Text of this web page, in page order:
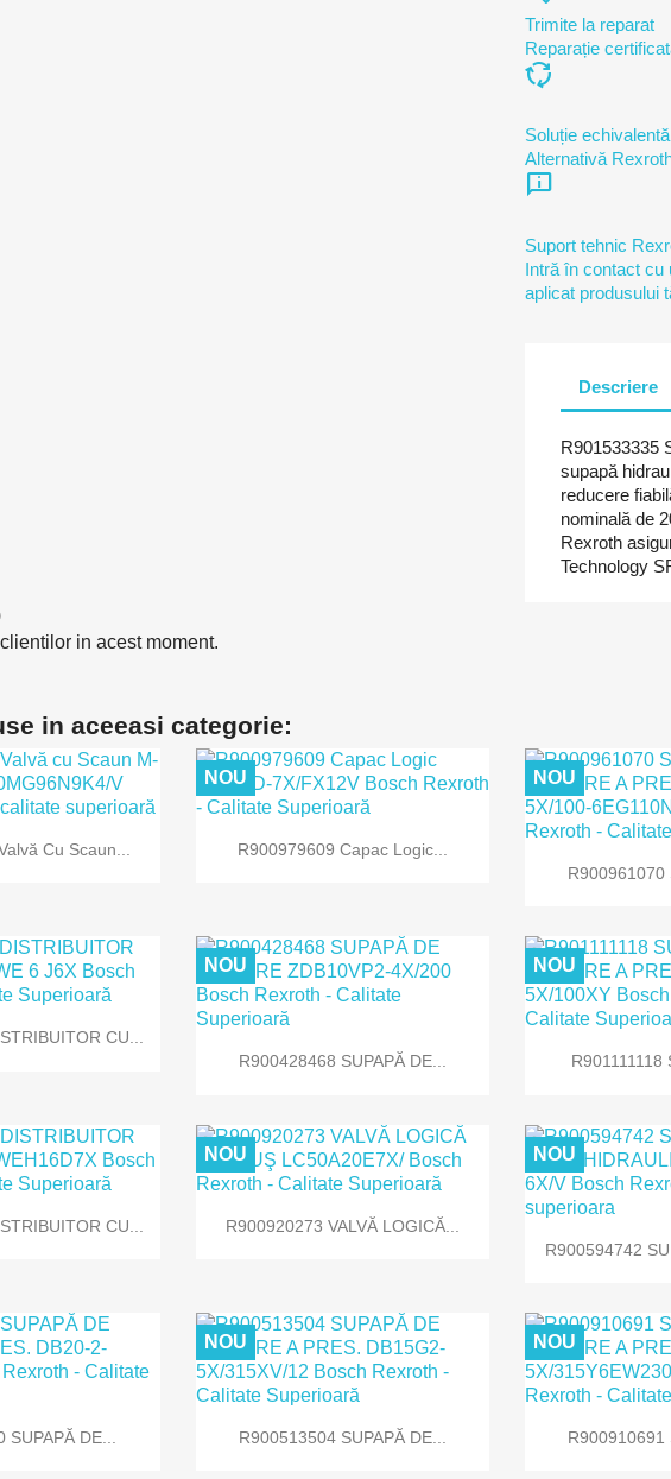
Trimite la reparat
Reparație
cycle
Soluție
Alternativă
chat_info
Suport tehnic
Intră în contact cu
aplicat produsului
Descriere
R901533335
supapă
reducere
nominală de
Rexroth
Technology
in acest moment.
in aceeasi categorie:
rapida
Cu Scaun...  Vizualizare rapida
R900979609 Capac Logic...
NOU

R900961070
NOU
rapidaCU...
 Vizualizare rapida
R900428468 SUPAPĂ DE...
NOU

R901111118
NOU
rapidaCU...  Vizualizare rapida
R900920273 VALVĂ LOGICĂ...
NOU

R900594742
NOU
rapida
DE...  Vizualizare rapida
R900513504 SUPAPĂ DE...
NOU

R900910691
NOU